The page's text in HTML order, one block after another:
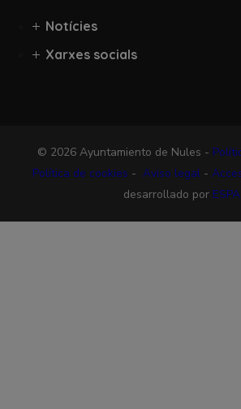
Notícies
Xarxes socials
© 2026 Ayuntamiento de Nules -
Política de cookies - Aviso legal-
desarrollado por ESPA